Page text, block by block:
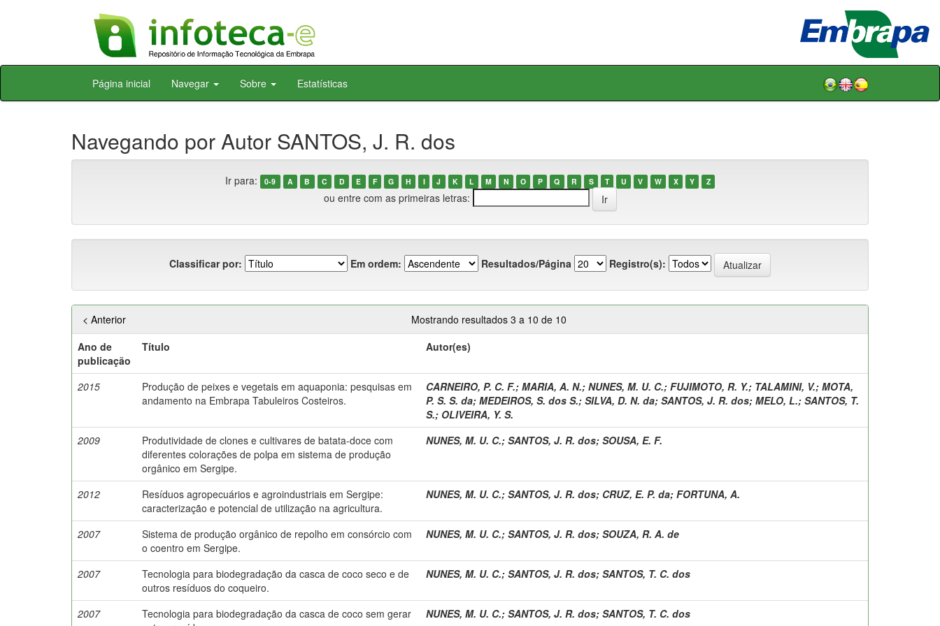
Skip
Página inicial Navegar Sobre Estatísticas
Navegando por Autor SANTOS, J. R. dos
Ir para: 0-9 A B C D E F G H I J K L M N O P Q R S T U V W X Y Z
ou entre com as primeiras letras:
Classificar por: Em ordem: Resultados/Página Registro(s):
Mostrando resultados 3 a 10 de 10
< Anterior
Ano de
publicação
Título Autor(es)
2015
Produção de peixes e vegetais em aquaponia: pesquisas em
andamento na Embrapa Tabuleiros Costeiros.
CARNEIRO, P. C. F.; MARIA, A. N.; NUNES, M. U. C.; FUJIMOTO, R. Y.; TALAMINI, V.; MOTA,
P. S. S. da; MEDEIROS, S. dos S.; SILVA, D. N. da; SANTOS, J. R. dos; MELO, L.; SANTOS, T.
S.; OLIVEIRA, Y. S.
2009
Produtividade de clones e cultivares de batata-doce com
diferentes colorações de polpa em sistema de produção
orgânico em Sergipe.
NUNES, M. U. C.; SANTOS, J. R. dos; SOUSA, E. F.
2012
Resíduos agropecuários e agroindustriais em Sergipe:
caracterização e potencial de utilização na agricultura.
NUNES, M. U. C.; SANTOS, J. R. dos; CRUZ, E. P. da; FORTUNA, A.
2007
Sistema de produção orgânico de repolho em consórcio com
o coentro em Sergipe.
NUNES, M. U. C.; SANTOS, J. R. dos; SOUZA, R. A. de
2007
Tecnologia para biodegradação da casca de coco seco e de
outros resíduos do coqueiro.
NUNES, M. U. C.; SANTOS, J. R. dos; SANTOS, T. C. dos
2007
Tecnologia para biodegradação da casca de coco sem gerar
NUNES, M. U. C.; SANTOS, J. R. dos; SANTOS, T. C. dos